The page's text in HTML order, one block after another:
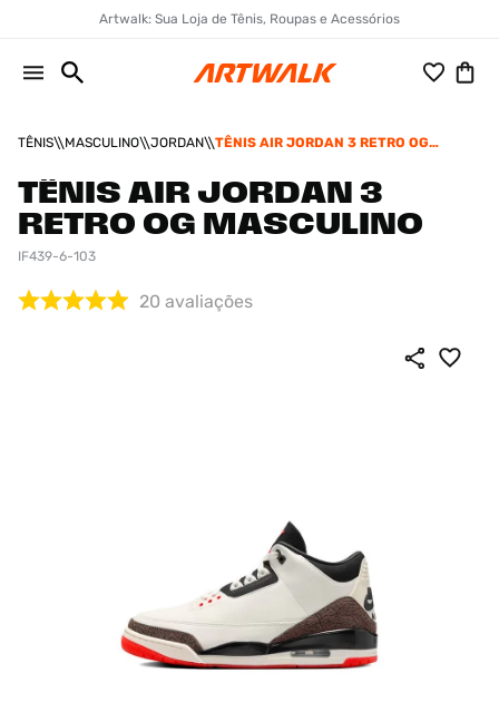
Artwalk: Sua Loja de Tênis, Roupas e Acessórios
TÊNIS MASCULINO JORDAN
TÊNIS AIR JORDAN 3 RETRO OG
TÊNIS AIR JORDAN 3
RETRO OG MASCULINO
IF439-6-103
20 avaliações